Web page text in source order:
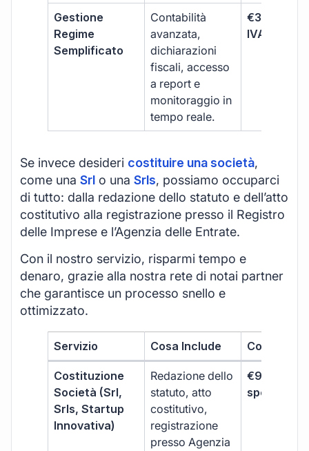
Gestione
Regime
Semplificato
Contabilità
avanzata,
dichiarazioni
fiscali, accesso
a report e
monitoraggio in
tempo reale.
€333 +
IVA/
Se invece desideri costituire una società,
come una Srl o una Srls, possiamo occuparci
di tutto: dalla redazione dello statuto e dell’atto
costitutivo alla registrazione presso il Registro
delle Imprese e l’Agenzia delle Entrate.
Con il nostro servizio, risparmi tempo e
denaro, grazie alla nostra rete di notai partner
che garantisce un processo snello e
ottimizzato.
Servizio Cosa Include Costo
Costituzione
Società (Srl,
Srls, Startup
Innovativa)
Redazione dello
statuto, atto
costitutivo,
registrazione
presso Agenzia
€99 + IVA
spese